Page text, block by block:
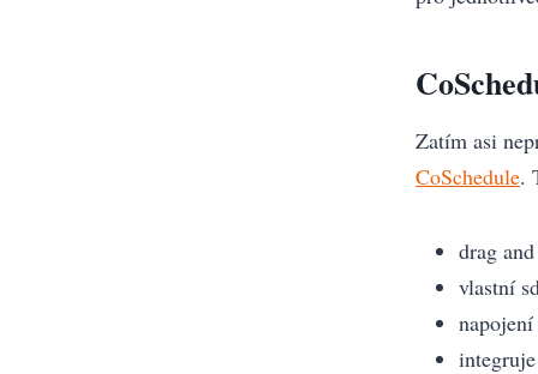
Zatím asi
CoSchedule.
drag
vlastní